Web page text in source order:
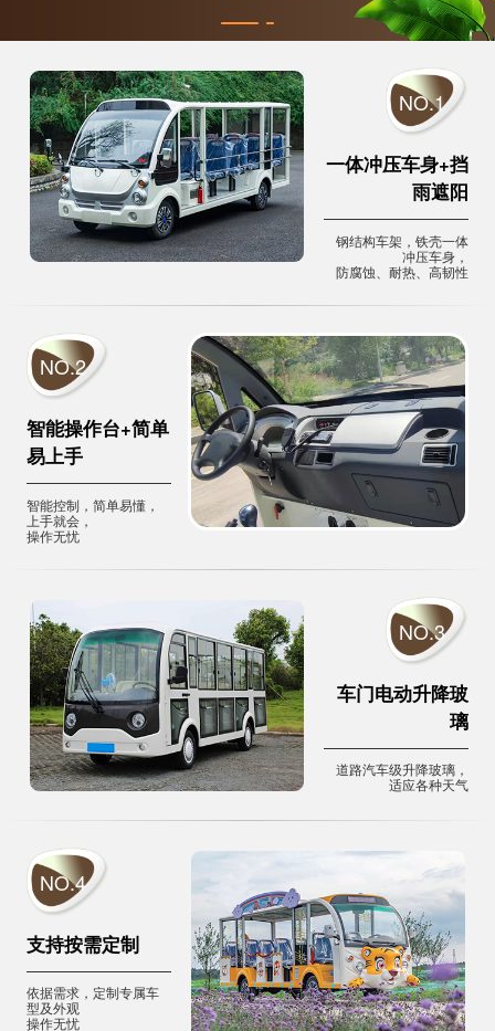
NO.1
一体冲压车身+挡
雨遮阳
钢结构车架，铁壳一体
冲压车身，
防腐蚀、耐热、高韧性
NO.2
智能操作台+简单
易上手
智能控制，简单易懂，
上手就会，
操作无忧
NO.3
车门电动升降玻
璃
道路汽车级升降玻璃，
适应各种天气
NO.4
支持按需定制
依据需求，定制专属车
型及外观
操作无忧